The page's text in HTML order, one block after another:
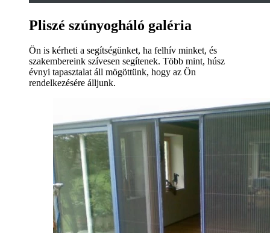
Pliszé szúnyogháló galéria
Ön is kérheti a segítségünket, ha felhív minket, és
szakembereink szívesen segítenek. Több mint, húsz
évnyi tapasztalat áll mögöttünk, hogy az Ön
rendelkezésére álljunk.